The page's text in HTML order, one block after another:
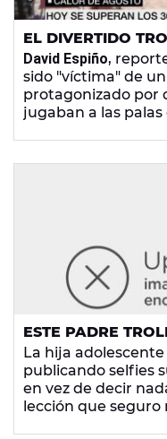
EL DIVERTIDO
UN REPORTERO
QUE JUEGAN A
David Espiño,
sido "víctima" de
protagonizado por
jugaban a las
ESTE PADRE
RECREANDO SUS
LA RED
La hija
publicando selfies
en vez de decir
lección que seguro